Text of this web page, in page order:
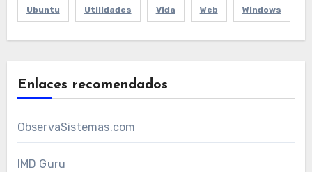
Ubuntu Utilidades Vida Web Windows
Enlaces recomendados
ObservaSistemas.com
IMD Guru